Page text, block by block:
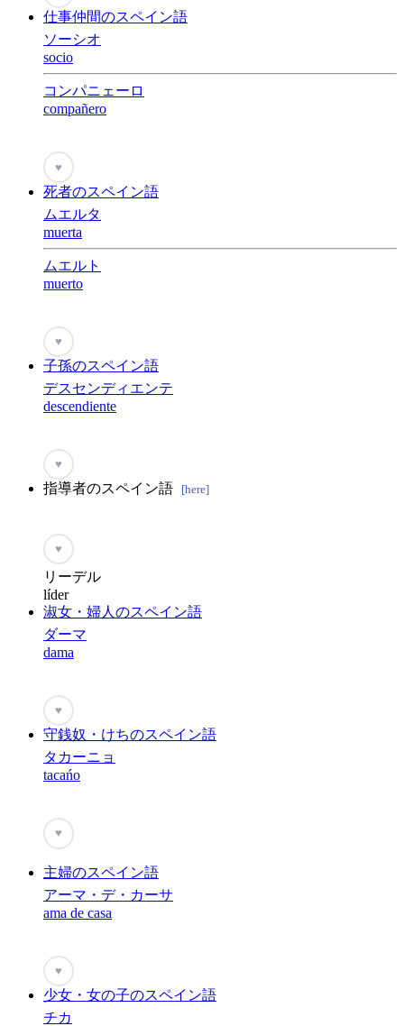
仕事仲間のスペイン語
ソーシオ
socio
コンパニェーロ
compañero
♥
死者のスペイン語
ムエルタ
muerta
ムエルト
muerto
♥
子孫のスペイン語
デスセンディエンテ
descendiente
♥
指導者のスペイン語 [here]
♥
リーデル
líder
淑女・婦人のスペイン語
ダーマ
dama
♥
守銭奴・けちのスペイン語
タカーニョ
tacańo
♥
主婦のスペイン語
アーマ・デ・カーサ
ama de casa
♥
少女・女の子のスペイン語
チカ